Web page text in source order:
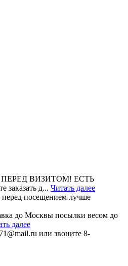
ПЕРЕД ВИЗИТОМ! ЕСТЬ
д... Читать далее
посещением лучше
до Москвы посылки весом до
далее
или звоните 8-